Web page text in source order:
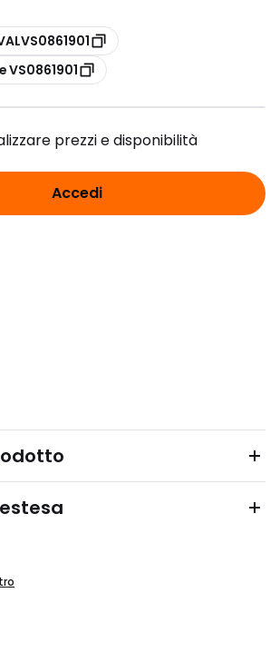
prezzi e disponibilità
Accedi